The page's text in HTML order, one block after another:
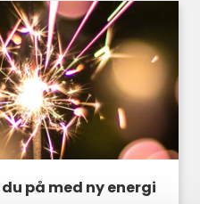
på med ny energi